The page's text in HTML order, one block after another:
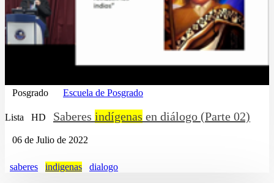
Posgrado Escuela de Posgrado
Lista HD Saberes indígenas en diálogo (Parte 02)
06 de Julio de 2022
saberes indigenas dialogo